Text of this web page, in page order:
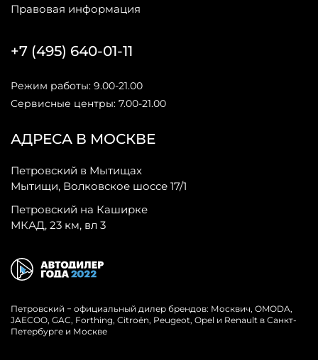
Правовая информация
АДРЕСА В МОСКВЕ
Петровский в Мытищах
Мытищи, Волковское шоссе 17/1
Петровский на Каширке
МКАД, 23 км, вл 3
+7 (495) 640-01-11
Режим работы: 9.00-21.00
Сервисные центры: 7.00-21.00
Петровский − официальный дилер брендов: Москвич, OMODA,
JAECOO, GAC, Forthing, Citroёn, Peugeot, Opel и Renault в Санкт-
Петербурге и Москве